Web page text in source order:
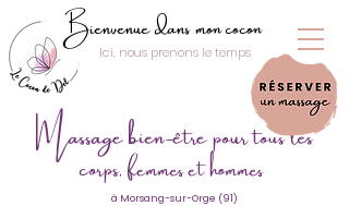
Bienvenue dans mon cocon
Ici, nous prenons le temps
Massage bien-être pour tous les
corps,femmes et hommes
à Morsang-sur-Orge (91)